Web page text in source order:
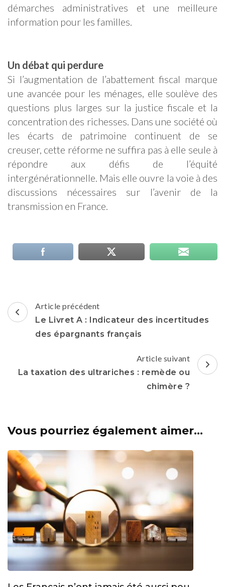
démarches administratives et une meilleure
information pour les familles.
Un débat qui perdure
Si l’augmentation de l’abattement fiscal marque
une avancée pour les ménages, elle soulève des
questions plus larges sur la justice fiscale et la
concentration des richesses. Dans une société où
les écarts de patrimoine continuent de se
creuser, cette réforme ne suffira pas à elle seule à
répondre aux défis de l’équité
intergénérationnelle. Mais elle ouvre la voie à des
discussions nécessaires sur l’avenir de la
transmission en France.
Navigation
d'article
Article précédent
Le Livret A : Indicateur des incertitudes
des épargnants français
Article suivant
La taxation des ultrariches : remède ou
chimère ?
Vous pourriez également aimer...